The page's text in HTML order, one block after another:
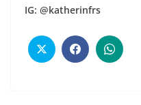
IG: @katherinfrs